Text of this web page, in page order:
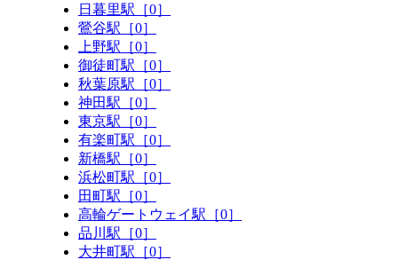
日暮里駅［0］
鶯谷駅［0］
上野駅［0］
御徒町駅［0］
秋葉原駅［0］
神田駅［0］
東京駅［0］
有楽町駅［0］
新橋駅［0］
浜松町駅［0］
田町駅［0］
高輪ゲートウェイ駅［0］
品川駅［0］
大井町駅［0］